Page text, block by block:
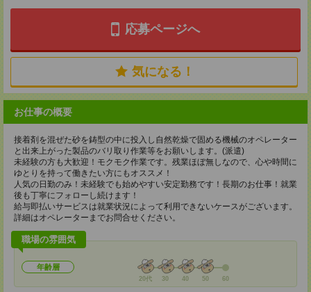
応募ページへ
気になる！
お仕事の概要
接着剤を混ぜた砂を鋳型の中に投入し自然乾燥で固める機械のオペレーター
と出来上がった製品のバリ取り作業等をお願いします。(派遣)
未経験の方も大歓迎！モクモク作業です。残業ほぼ無しなので、心や時間に
ゆとりを持って働きたい方にもオススメ！
人気の日勤のみ！未経験でも始めやすい安定勤務です！長期のお仕事！就業
後も丁寧にフォローし続けます！
給与即払いサービスは就業状況によって利用できないケースがございます。
詳細はオペレーターまでお問合せください。
職場の雰囲気
年齢層
20代 30 40 50 60